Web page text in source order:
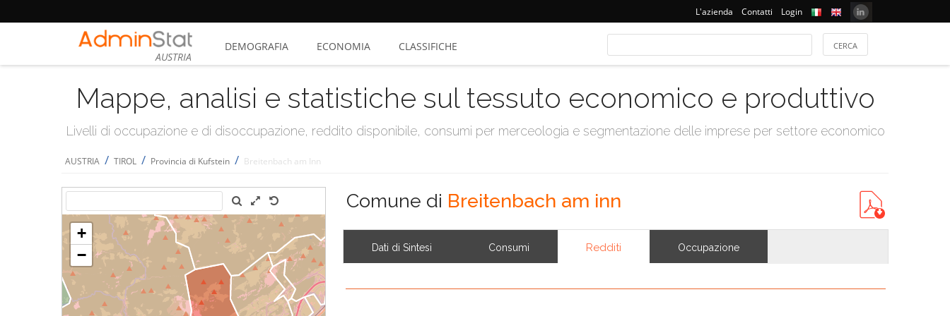
L'azienda Contatti Login
AUSTRIA
DEMOGRAFIA ECONOMIA CLASSIFICHE
Mappe, analisi e statistiche sul tessuto economico e produttivo
Livelli di occupazione e di disoccupazione, reddito disponibile, consumi per merceologia e segmentazione delle imprese per settore economico
AUSTRIA / TIROL / Provincia di Kufstein / Breitenbach am Inn
Comune di Breitenbach am inn
Dati di Sintesi Consumi Redditi Occupazione